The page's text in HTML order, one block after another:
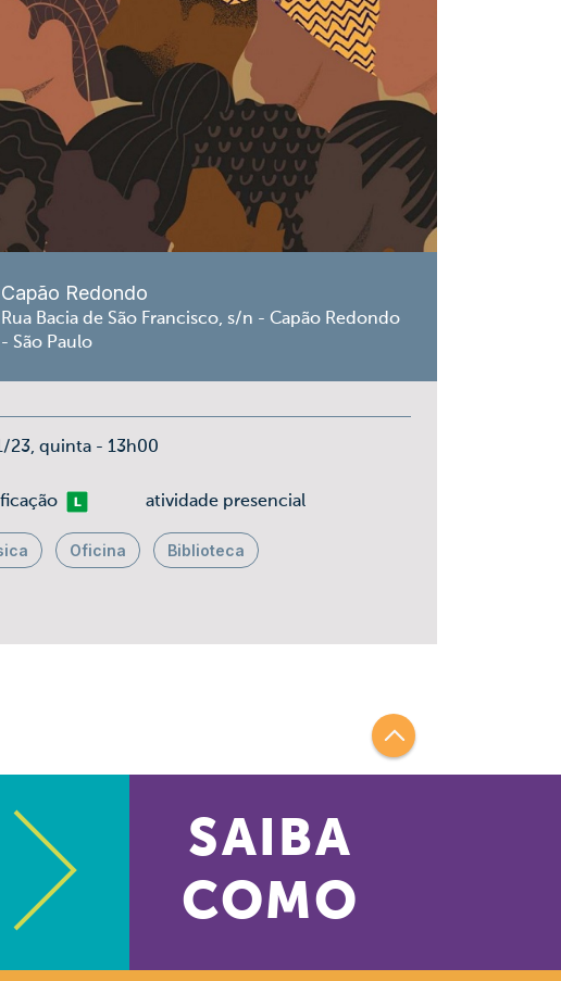
Capão Redondo
Rua Bacia de São Francisco, s/n - Capão Redondo
- São Paulo
23, quinta - 13h00
Livre atividade presencial
Oficina Biblioteca
SAIBA
COMO